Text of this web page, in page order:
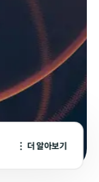
더 알아보기